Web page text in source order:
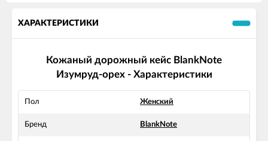
ХАРАКТЕРИСТИКИ
Кожаный дорожный кейс BlankNote
Изумруд-орех - Характеристики
Пол Женский
Бренд BlankNote